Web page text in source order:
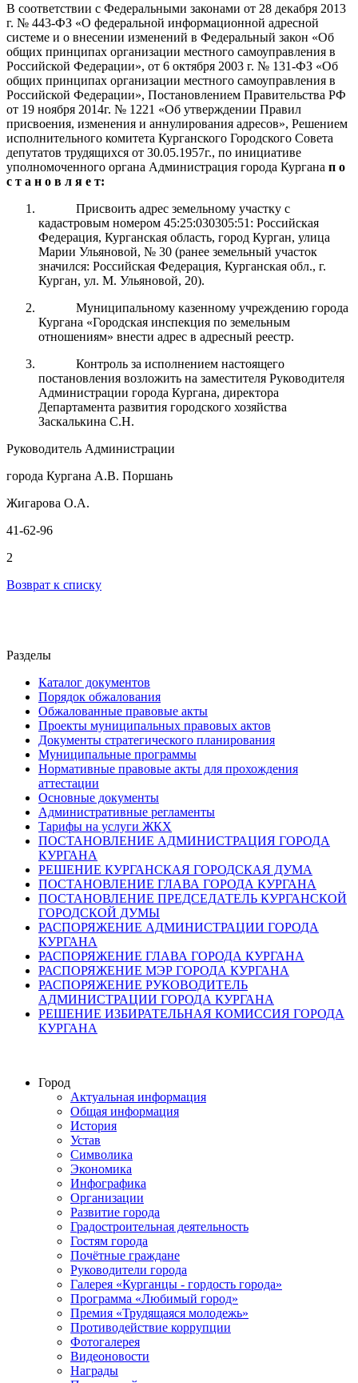
В соответствии с Федеральными законами от 28 декабря 2013
г. № 443-ФЗ «О федеральной информационной адресной
системе и о внесении изменений в Федеральный закон «Об
общих принципах организации местного самоуправления в
Российской Федерации», от 6 октября 2003 г. № 131-ФЗ «Об
общих принципах организации местного самоуправления в
Российской Федерации», Постановлением Правительства РФ
от 19 ноября 2014г. № 1221 «Об утверждении Правил
присвоения, изменения и аннулирования адресов», Решением
исполнительного комитета Курганского Городского Совета
депутатов трудящихся от 30.05.1957г., по инициативе
уполномоченного органа Администрация города Кургана п о
с т а н о в л я е т:
Присвоить адрес земельному участку с
кадастровым номером 45:25:030305:51: Российская
Федерация, Курганская область, город Курган, улица
Марии Ульяновой, № 30 (ранее земельный участок
значился: Российская Федерация, Курганская обл., г.
Курган, ул. М. Ульяновой, 20).
Муниципальному казенному учреждению города
Кургана «Городская инспекция по земельным
отношениям» внести адрес в адресный реестр.
Контроль за исполнением настоящего
постановления возложить на заместителя Руководителя
Администрации города Кургана, директора
Департамента развития городского хозяйства
Заскалькина С.Н.
Руководитель Администрации
города Кургана А.В. Поршань
Жигарова О.А.
41-62-96
2
Возврат к списку
Разделы
Каталог документов
Порядок обжалования
Обжалованные правовые акты
Проекты муниципальных правовых актов
Документы стратегического планирования
Муниципальные программы
Нормативные правовые акты для прохождения
аттестации
Основные документы
Административные регламенты
Тарифы на услуги ЖКХ
ПОСТАНОВЛЕНИЕ АДМИНИСТРАЦИЯ ГОРОДА
КУРГАНА
РЕШЕНИЕ КУРГАНСКАЯ ГОРОДСКАЯ ДУМА
ПОСТАНОВЛЕНИЕ ГЛАВА ГОРОДА КУРГАНА
ПОСТАНОВЛЕНИЕ ПРЕДСЕДАТЕЛЬ КУРГАНСКОЙ
ГОРОДСКОЙ ДУМЫ
РАСПОРЯЖЕНИЕ АДМИНИСТРАЦИИ ГОРОДА
КУРГАНА
РАСПОРЯЖЕНИЕ ГЛАВА ГОРОДА КУРГАНА
РАСПОРЯЖЕНИЕ МЭР ГОРОДА КУРГАНА
РАСПОРЯЖЕНИЕ РУКОВОДИТЕЛЬ
АДМИНИСТРАЦИИ ГОРОДА КУРГАНА
РЕШЕНИЕ ИЗБИРАТЕЛЬНАЯ КОМИССИЯ ГОРОДА
КУРГАНА
Город
Актуальная информация
Общая информация
История
Устав
Символика
Экономика
Инфографика
Организации
Развитие города
Градостроительная деятельность
Гостям города
Почётные граждане
Руководители города
Галерея «Курганцы - гордость города»
Программа «Любимый город»
Премия «Трудящаяся молодежь»
Противодействие коррупции
Фотогалерея
Видеоновости
Награды